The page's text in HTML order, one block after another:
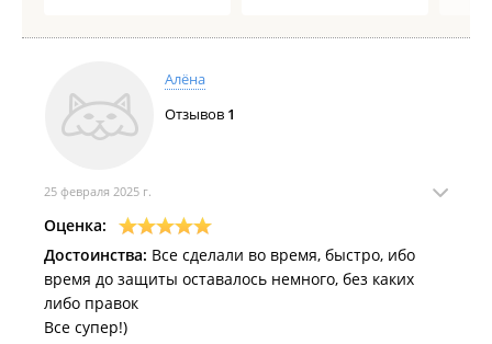
Алёна
Отзывов 1
25 февраля 2025 г.
Оценка:
Достоинства: Все сделали во время, быстро, ибо
время до защиты оставалось немного, без каких
либо правок
Все супер!)